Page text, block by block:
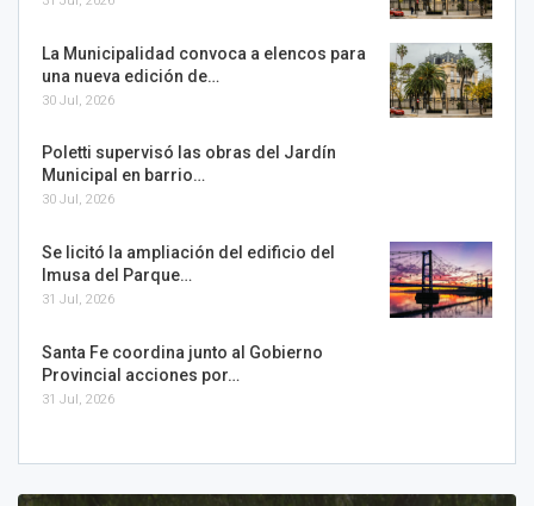
La Municipalidad convoca a elencos para
una nueva edición de…
30 Jul, 2026
Poletti supervisó las obras del Jardín
Municipal en barrio…
30 Jul, 2026
Se licitó la ampliación del edificio del
Imusa del Parque…
31 Jul, 2026
Santa Fe coordina junto al Gobierno
Provincial acciones por…
31 Jul, 2026